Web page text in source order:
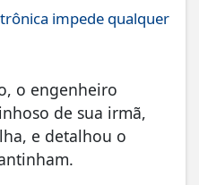
impede qualquer
o engenheiro
de sua irmã,
e detalhou o